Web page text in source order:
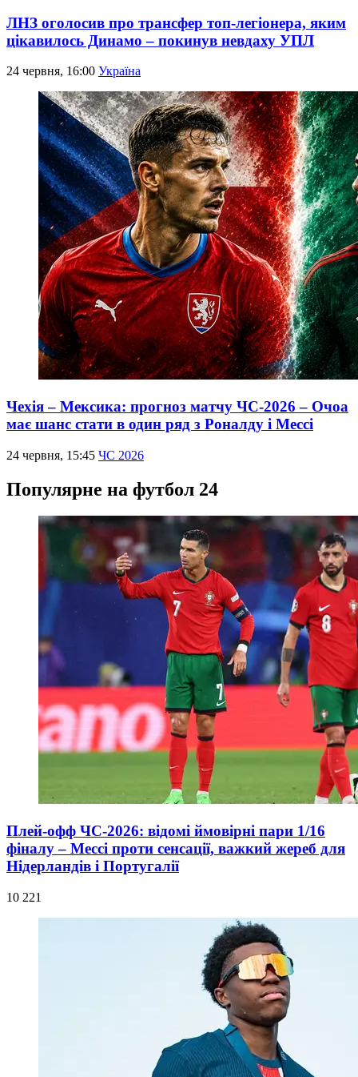
ЛНЗ оголосив про трансфер топ-легіонера, яким
цікавилось Динамо – покинув невдаху УПЛ
24 червня, 16:00 Україна
Чехія – Мексика: прогноз матчу ЧС-2026 – Очоа
має шанс стати в один ряд з Роналду і Мессі
24 червня, 15:45 ЧС 2026
Популярне на футбол 24
Плей-офф ЧС-2026: відомі ймовірні пари 1/16
фіналу – Мессі проти сенсації, важкий жереб для
Нідерландів і Португалії
10 221